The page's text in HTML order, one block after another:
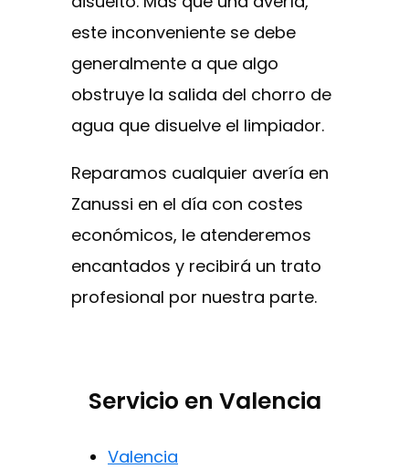
este inconveniente se debe
generalmente a que algo
obstruye la salida del chorro de
agua que disuelve el limpiador.
Reparamos cualquier avería en
Zanussi en el día con costes
económicos, le atenderemos
encantados y recibirá un trato
profesional por nuestra parte.
Servicio en Valencia
Valencia